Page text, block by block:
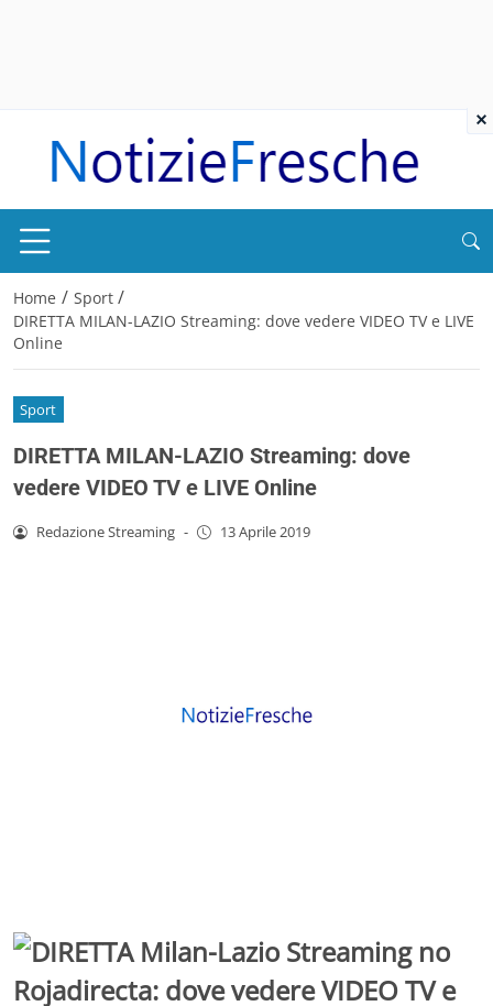
Home / Sport /
DIRETTA MILAN-LAZIO Streaming: dove vedere VIDEO TV e LIVE
Online
Sport
DIRETTA MILAN-LAZIO Streaming: dove
vedere VIDEO TV e LIVE Online
Redazione Streaming - 13 Aprile 2019
×